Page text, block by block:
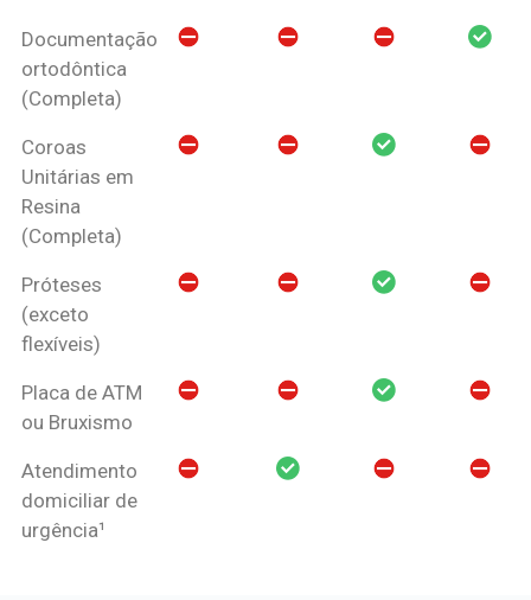
Documentação
ortodôntica
(Completa)
Coroas
Unitárias em
Resina
(Completa)
Próteses
(exceto
flexíveis)
Placa de ATM
ou Bruxismo
Atendimento
domiciliar de
urgência¹